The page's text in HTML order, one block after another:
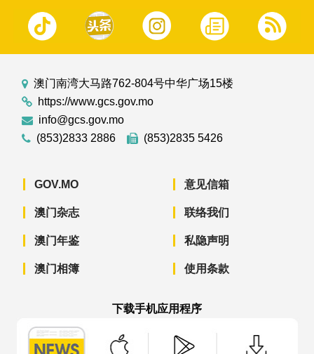
澳门南湾大马路762-804号中华广场15楼
https://www.gcs.gov.mo
info@gcs.gov.mo
(853)2833 2886
(853)2835 5426
GOV.MO
澳门杂志
澳门年鉴
澳门相簿
意见信箱
联络我们
私隐声明
使用条款
下载手机应用程序